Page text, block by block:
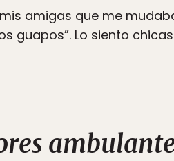
amigas que me
guapos”. Lo siento